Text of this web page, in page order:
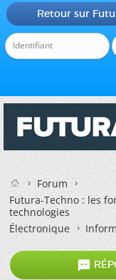
Retour sur
Forum
Futura-Techno : les
technologies
Électronique
